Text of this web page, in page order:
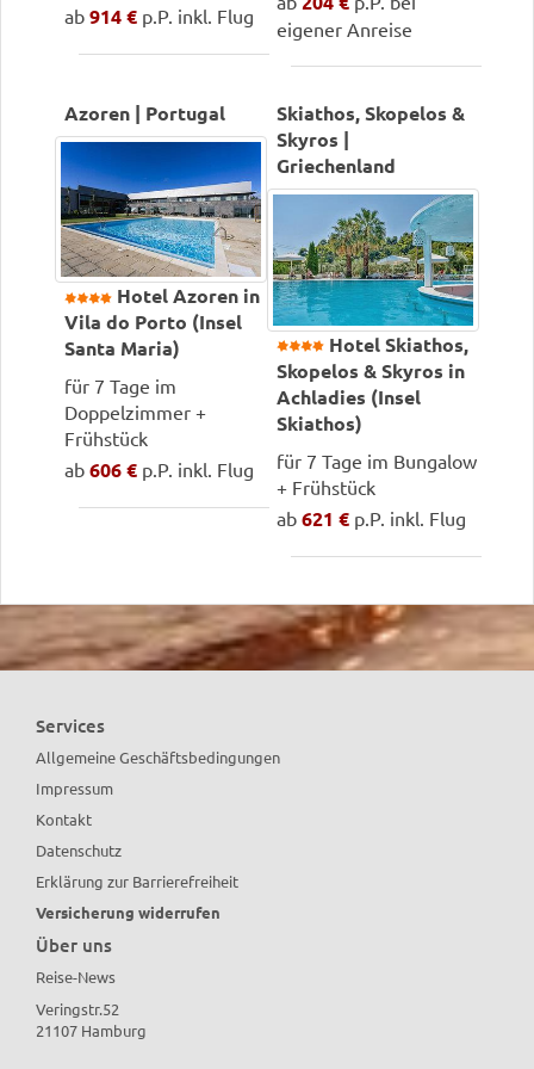
ab 914 € p.P. inkl. Flug
eigener Anreise
Azoren | Portugal
Hotel Azoren in
Vila do Porto (Insel
Santa Maria)
für 7 Tage im
Doppelzimmer +
Frühstück
ab 606 € p.P. inkl. Flug
Skiathos, Skopelos &
Skyros |
Griechenland
Hotel Skiathos,
Skopelos & Skyros in
Achladies (Insel
Skiathos)
für 7 Tage im Bungalow
+ Frühstück
ab 621 € p.P. inkl. Flug
Services
Allgemeine Geschäftsbedingungen
Impressum
Kontakt
Datenschutz
Erklärung zur Barrierefreiheit
Versicherung widerrufen
Über uns
Reise-News
Veringstr.52
21107 Hamburg